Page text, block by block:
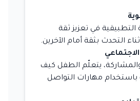
في تعزيز ثقة
التحدث بثقة أمام الآخرين.
يتعلّم الطفل كيف
باستخدام مهارات التواصل